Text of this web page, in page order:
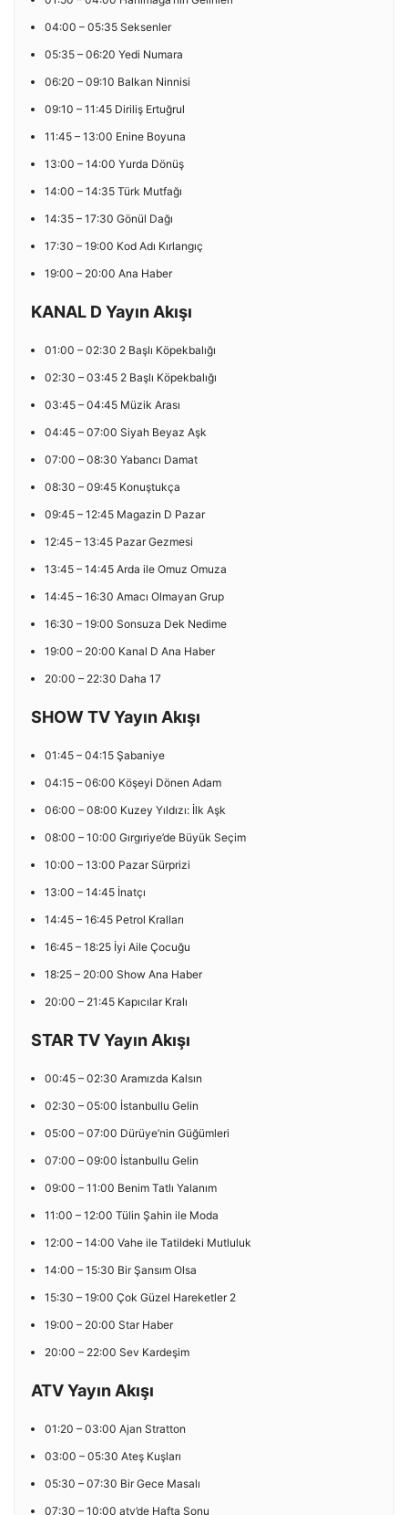
04:00 – 05:35 Seksenler
05:35 – 06:20 Yedi Numara
06:20 – 09:10 Balkan Ninnisi
09:10 – 11:45 Diriliş Ertuğrul
11:45 – 13:00 Enine Boyuna
13:00 – 14:00 Yurda Dönüş
14:00 – 14:35 Türk Mutfağı
14:35 – 17:30 Gönül Dağı
17:30 – 19:00 Kod Adı Kırlangıç
19:00 – 20:00 Ana Haber
KANAL D Yayın Akışı
01:00 – 02:30 2 Başlı Köpekbalığı
02:30 – 03:45 2 Başlı Köpekbalığı
03:45 – 04:45 Müzik Arası
04:45 – 07:00 Siyah Beyaz Aşk
07:00 – 08:30 Yabancı Damat
08:30 – 09:45 Konuştukça
09:45 – 12:45 Magazin D Pazar
12:45 – 13:45 Pazar Gezmesi
13:45 – 14:45 Arda ile Omuz Omuza
14:45 – 16:30 Amacı Olmayan Grup
16:30 – 19:00 Sonsuza Dek Nedime
19:00 – 20:00 Kanal D Ana Haber
20:00 – 22:30 Daha 17
SHOW TV Yayın Akışı
01:45 – 04:15 Şabaniye
04:15 – 06:00 Köşeyi Dönen Adam
06:00 – 08:00 Kuzey Yıldızı: İlk Aşk
08:00 – 10:00 Gırgıriye’de Büyük Seçim
10:00 – 13:00 Pazar Sürprizi
13:00 – 14:45 İnatçı
14:45 – 16:45 Petrol Kralları
16:45 – 18:25 İyi Aile Çocuğu
18:25 – 20:00 Show Ana Haber
20:00 – 21:45 Kapıcılar Kralı
STAR TV Yayın Akışı
00:45 – 02:30 Aramızda Kalsın
02:30 – 05:00 İstanbullu Gelin
05:00 – 07:00 Dürüye’nin Güğümleri
07:00 – 09:00 İstanbullu Gelin
09:00 – 11:00 Benim Tatlı Yalanım
11:00 – 12:00 Tülin Şahin ile Moda
12:00 – 14:00 Vahe ile Tatildeki Mutluluk
14:00 – 15:30 Bir Şansım Olsa
15:30 – 19:00 Çok Güzel Hareketler 2
19:00 – 20:00 Star Haber
20:00 – 22:00 Sev Kardeşim
ATV Yayın Akışı
01:20 – 03:00 Ajan Stratton
03:00 – 05:30 Ateş Kuşları
05:30 – 07:30 Bir Gece Masalı
07:30 – 10:00 atv’de Hafta Sonu